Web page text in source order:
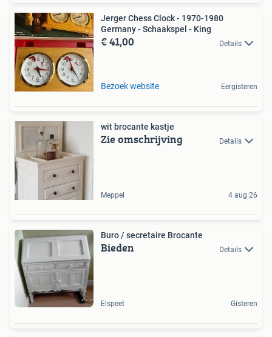
Jerger Chess Clock - 1970-1980
Germany - Schaakspel - King
€ 41,00 Details
Bezoek website Eergisteren
wit brocante kastje
Zie omschrijving Details
Meppel 4 aug 26
Buro / secretaire Brocante
Bieden Details
Elspeet Gisteren